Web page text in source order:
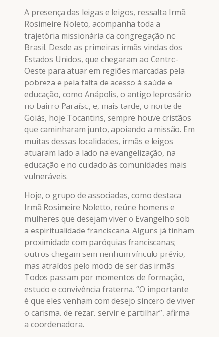
A presença das leigas e leigos, ressalta Irmã
Rosimeire Noleto, acompanha toda a
trajetória missionária da congregação no
Brasil. Desde as primeiras irmãs vindas dos
Estados Unidos, que chegaram ao Centro-
Oeste para atuar em regiões marcadas pela
pobreza e pela falta de acesso à saúde e
educação, como Anápolis, o antigo leprosário
no bairro Paraíso, e, mais tarde, o norte de
Goiás, hoje Tocantins, sempre houve cristãos
que caminharam junto, apoiando a missão. Em
muitas dessas localidades, irmãs e leigos
atuaram lado a lado na evangelização, na
educação e no cuidado às comunidades mais
vulneráveis.
Hoje, o grupo de associadas, como destaca
Irmã Rosimeire Noletto, reúne homens e
mulheres que desejam viver o Evangelho sob
a espiritualidade franciscana. Alguns já tinham
proximidade com paróquias franciscanas;
outros chegam sem nenhum vínculo prévio,
mas atraídos pelo modo de ser das irmãs.
Todos passam por momentos de formação,
estudo e convivência fraterna. “O importante
é que eles venham com desejo sincero de viver
o carisma, de rezar, servir e partilhar”, afirma
a coordenadora.